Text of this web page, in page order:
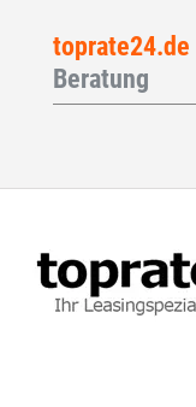
toprate24.de
Beratung